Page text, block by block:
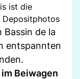
ist die
Bassin de la
entspannten
Beiwagen